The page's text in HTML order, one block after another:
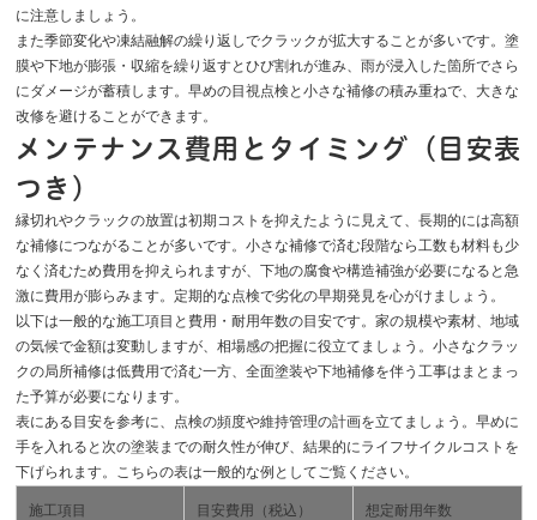
に注意しましょう。
また季節変化や凍結融解の繰り返しでクラックが拡大することが多いです。塗
膜や下地が膨張・収縮を繰り返すとひび割れが進み、雨が浸入した箇所でさら
にダメージが蓄積します。早めの目視点検と小さな補修の積み重ねで、大きな
改修を避けることができます。
メンテナンス費用とタイミング（目安表
つき）
縁切れやクラックの放置は初期コストを抑えたように見えて、長期的には高額
な補修につながることが多いです。小さな補修で済む段階なら工数も材料も少
なく済むため費用を抑えられますが、下地の腐食や構造補強が必要になると急
激に費用が膨らみます。定期的な点検で劣化の早期発見を心がけましょう。
以下は一般的な施工項目と費用・耐用年数の目安です。家の規模や素材、地域
の気候で金額は変動しますが、相場感の把握に役立てましょう。小さなクラッ
クの局所補修は低費用で済む一方、全面塗装や下地補修を伴う工事はまとまっ
た予算が必要になります。
表にある目安を参考に、点検の頻度や維持管理の計画を立てましょう。早めに
手を入れると次の塗装までの耐久性が伸び、結果的にライフサイクルコストを
下げられます。こちらの表は一般的な例としてご覧ください。
施工項目 目安費用（税込） 想定耐用年数